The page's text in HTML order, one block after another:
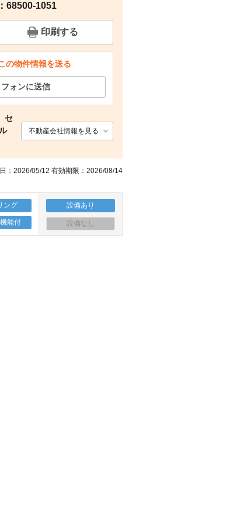
68500-1051
印刷する
の物件情報を送る
ォンに送信
セ
不動産会社情報を見る
：2026/05/12 有効期限：2026/08/14
ング
能付
設備あり
設備なし